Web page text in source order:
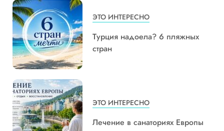
ЭТО ИНТЕРЕСНО
Турция надоела? 6 пляжных
стран
ЭТО ИНТЕРЕСНО
Лечение в санаториях Европы